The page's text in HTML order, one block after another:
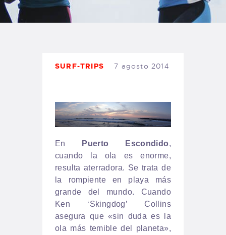
TIENDA FAMILY SURFERS
WEBCAM SALINAS
SURF-TRIPS 7 agosto 2014
En Puerto Escondido,
cuando la ola es enorme,
resulta aterradora. Se trata de
la rompiente en playa más
grande del mundo. Cuando
Ken ‘Skingdog’ Collins
asegura que «sin duda es la
ola más temible del planeta»,